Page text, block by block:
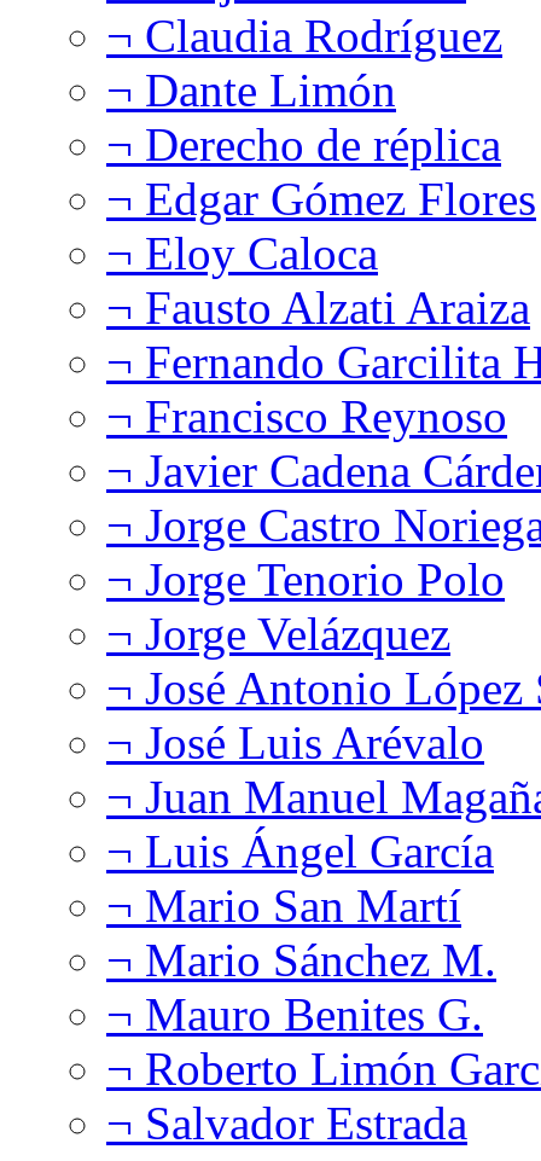
¬ Claudia Rodríguez
¬ Dante Limón
¬ Derecho de réplica
¬ Edgar Gómez Flores
¬ Eloy Caloca
¬ Fausto Alzati Araiza
¬ Fernando Garcilita
¬ Francisco Reynoso
¬ Javier Cadena
¬ Jorge Castro
¬ Jorge Tenorio Polo
¬ Jorge Velázquez
¬ José Antonio López
¬ José Luis Arévalo
¬ Juan Manuel
¬ Luis Ángel García
¬ Mario San Martí
¬ Mario Sánchez M.
¬ Mauro Benites G.
¬ Roberto Limón
¬ Salvador Estrada